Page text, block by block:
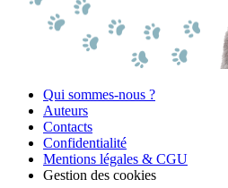
Qui sommes-nous ?
Auteurs
Contacts
Confidentialité
Mentions légales & CGU
Gestion des cookies